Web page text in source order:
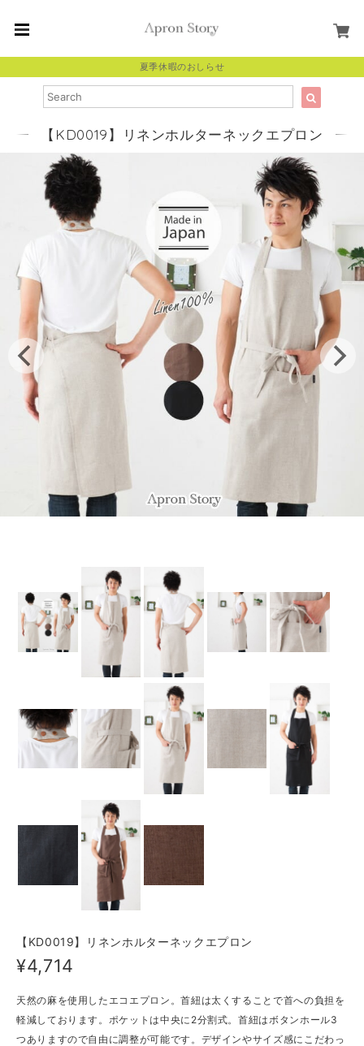
夏季休暇のおしらせ
【KD0019】リネンホルターネックエプロン
【KD0019】リネンホルターネックエプロン
¥4,714
天然の麻を使用したエコエプロン。首紐は太くすることで首への負担を
軽減しております。ポケットは中央に2分割式。首紐はボタンホール3
つありますので自由に調整が可能です。デザインやサイズ感にこだわっ